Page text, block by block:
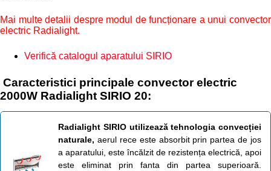
Mai multe detalii despre modul de funcționare a unui convector
electric Radialight.
Verifică catalogul aparatului SIRIO
Caracteristici principale convector electric
2000W Radialight SIRIO 20:
Radialight SIRIO utilizează tehnologia convecției
naturale, aerul rece este absorbit prin partea de jos
a aparatului, este încălzit de rezistența electrică, apoi
este eliminat prin fanta din partea superioară.